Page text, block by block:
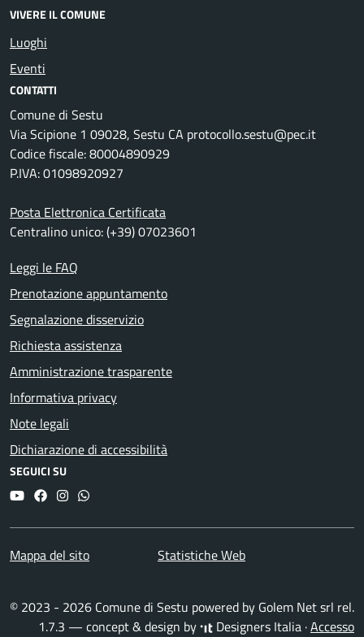
VIVERE IL COMUNE
Luoghi
Eventi
CONTATTI
Comune di Sestu
Via Scipione 1 09028, Sestu CA protocollo.sestu@pec.it
Codice fiscale: 80004890929
P.IVA: 01098920927
Posta Elettronica Certificata
Centralino unico: (+39) 07023601
Leggi le FAQ
Prenotazione appuntamento
Segnalazione disservizio
Richiesta assistenza
Amministrazione trasparente
Informativa privacy
Note legali
Dichiarazione di accessibilità
SEGUICI SU
YouTubeFacebookInstagram
Whatsapp
Mappa del sito Statistiche Web
© 2023 - 2026 Comune di Sestu powered by Golem Net srl rel.
1.7.3 — concept & design by
Designers Italia ·Accesso